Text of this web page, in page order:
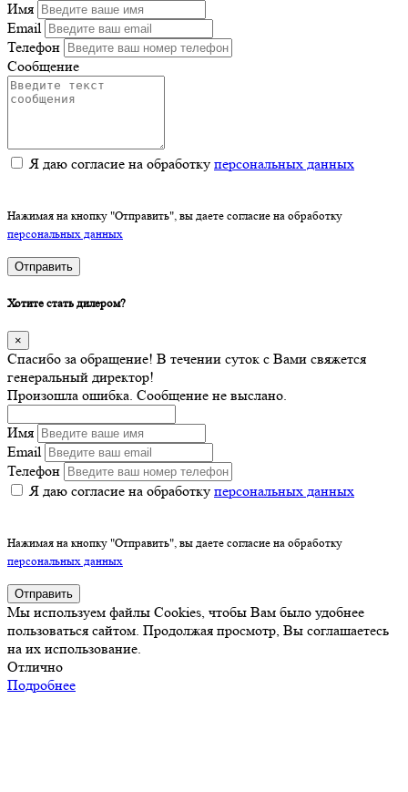
Имя
Email
Телефон
Сообщение
Я даю согласие на обработку персональных данных
Нажимая на кнопку "Отправить", вы даете согласие на обработку
персональных данных
Отправить
Хотите стать дилером?
×
Спасибо за обращение! В течении суток с Вами свяжется
генеральный директор!
Произошла ошибка. Сообщение не выслано.
Имя
Email
Телефон
Я даю согласие на обработку персональных данных
Нажимая на кнопку "Отправить", вы даете согласие на обработку
персональных данных
Отправить
Мы используем файлы Cookies, чтобы Вам было удобнее
пользоваться сайтом. Продолжая просмотр, Вы соглашаетесь
на их использование.
Отлично
Подробнее